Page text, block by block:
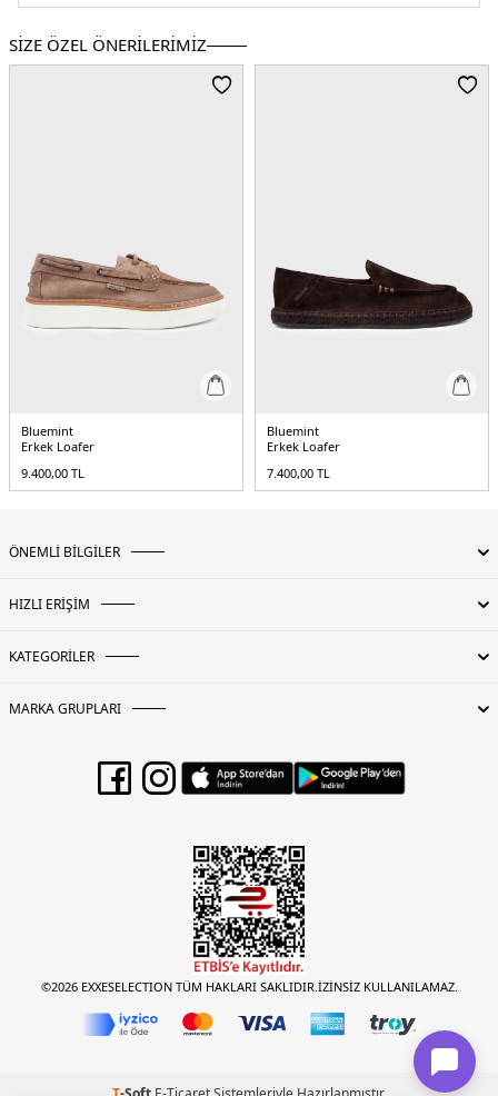
Topuk Tipi:Düz
Yaş Grubu:Yetişkin
SİZE ÖZEL ÖNERİLERİMİZ
Bluemint
Erkek Loafer
9.400,00 TL
Bluemint
Erkek Loafer
7.400,00 TL
ÖNEMLİ BİLGİLER
HIZLI ERİŞİM
KATEGORİLER
MARKA GRUPLARI
©2026 EXXESELECTION TÜM HAKLARI SAKLIDIR.İZİNSİZ KULLANILAMAZ.